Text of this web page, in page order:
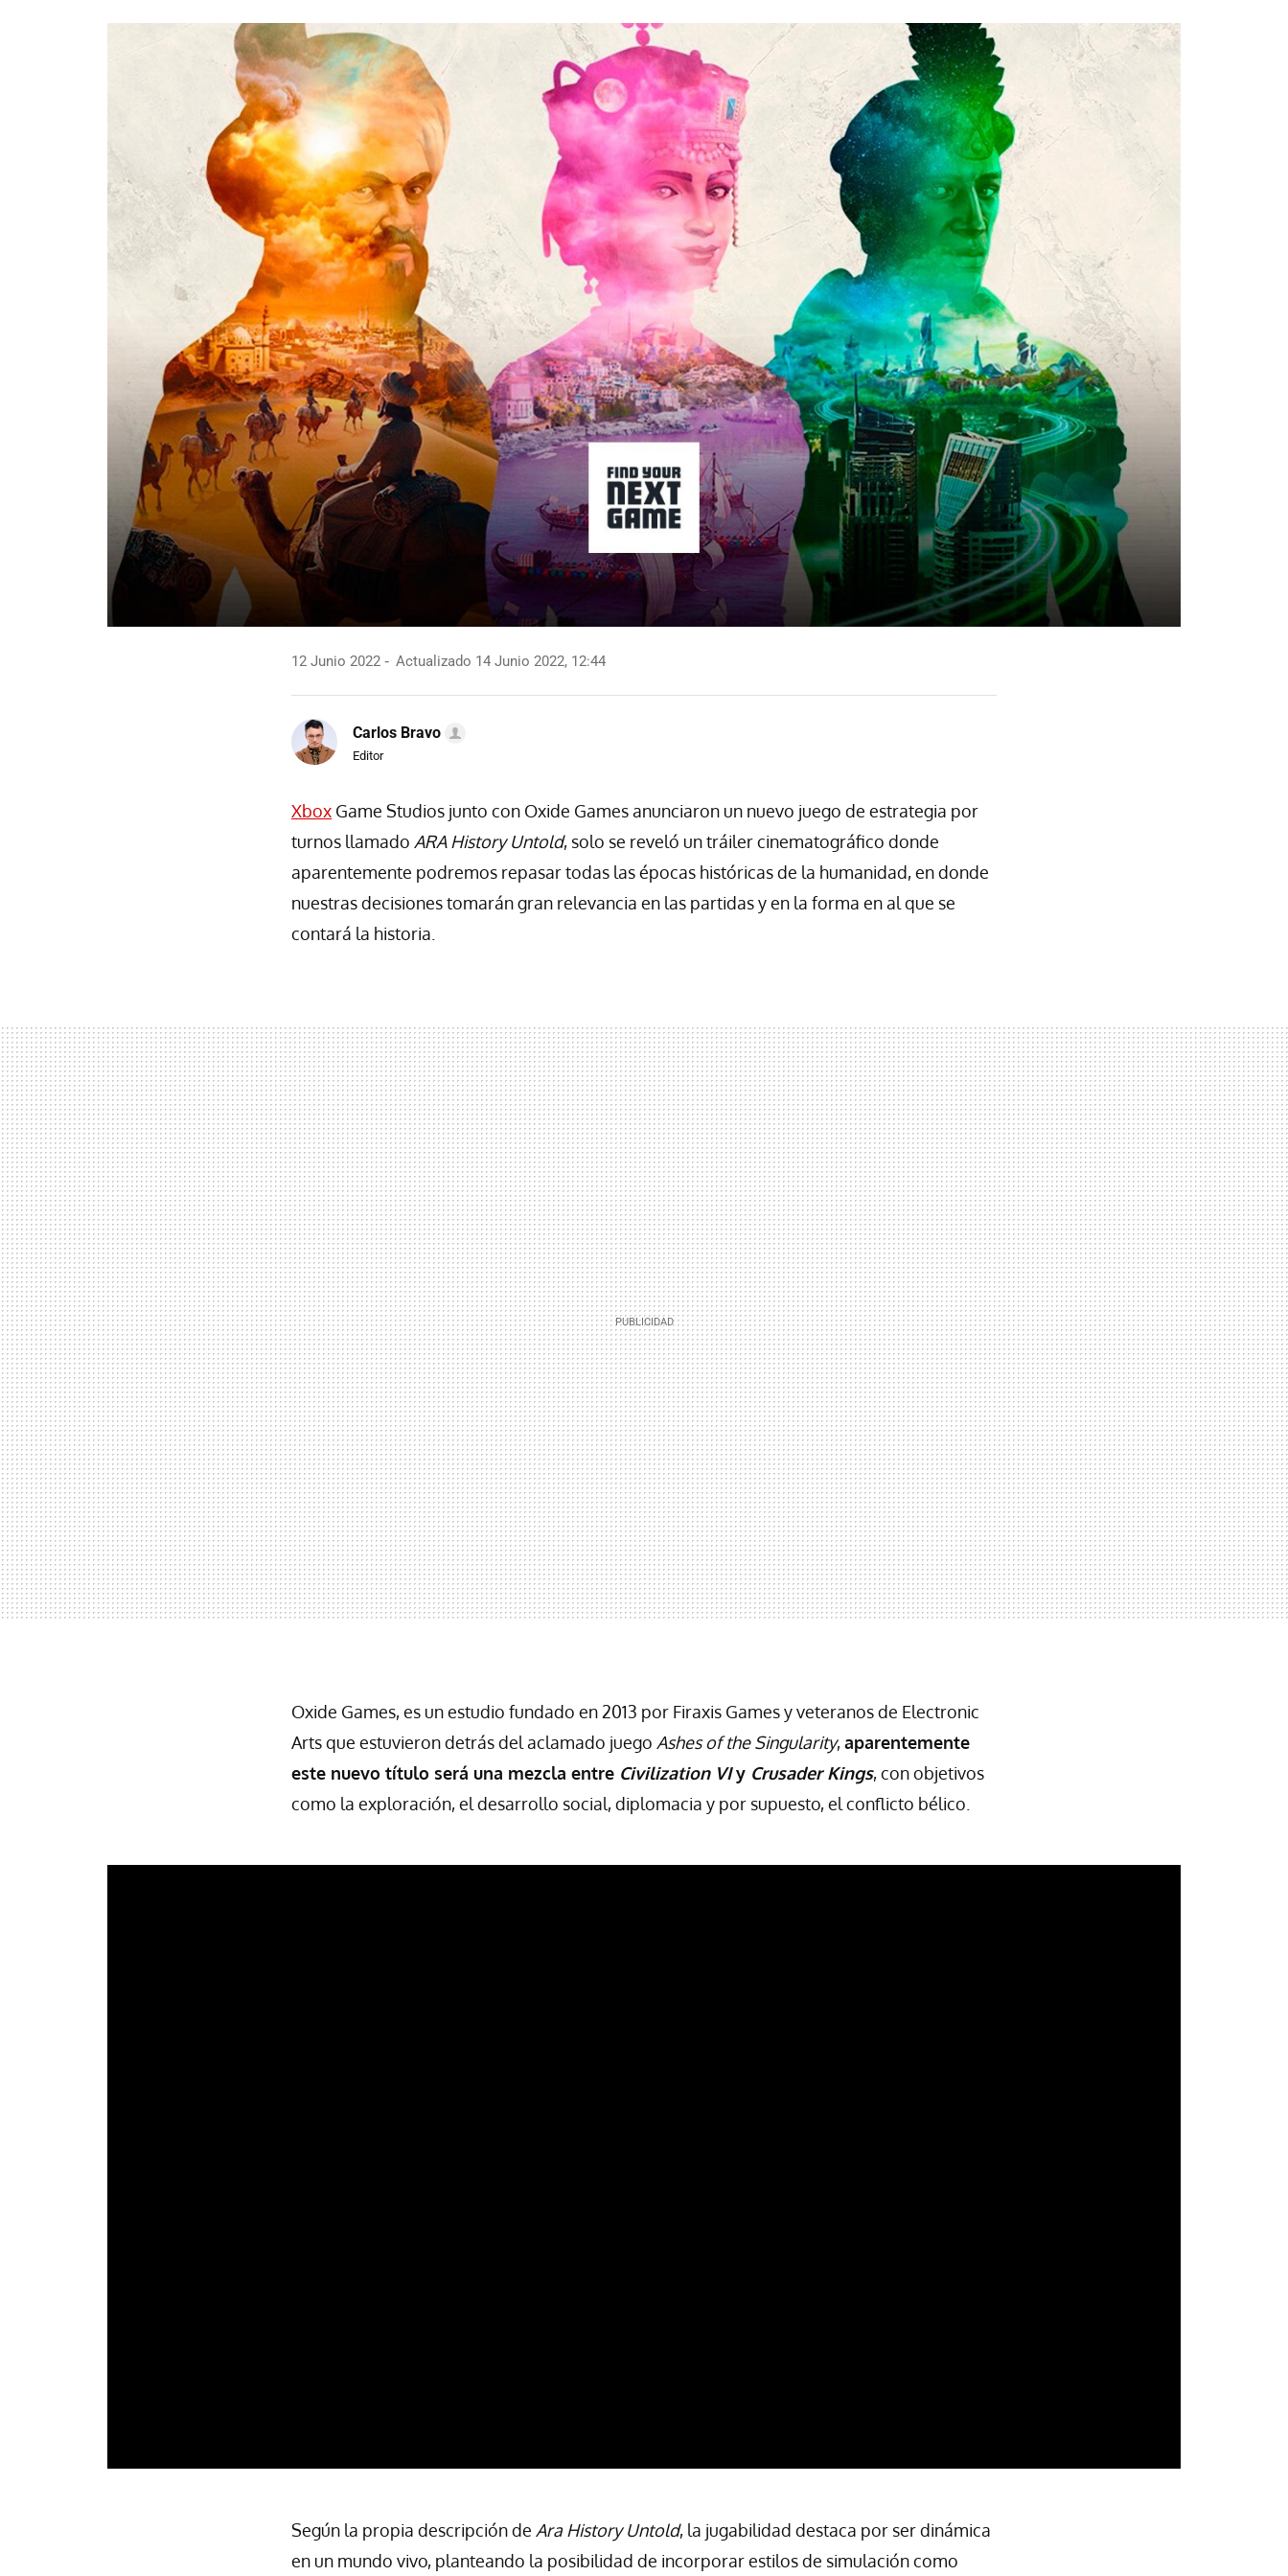
12 Junio 2022 Actualizado 14 Junio 2022, 12:44
Carlos Bravo
Editor
Xbox Game Studios junto con Oxide Games anunciaron un nuevo juego de estrategia por
turnos llamado ARA History Untold, solo se reveló un tráiler cinematográfico donde
aparentemente podremos repasar todas las épocas históricas de la humanidad, en donde
nuestras decisiones tomarán gran relevancia en las partidas y en la forma en al que se
contará la historia.
Oxide Games, es un estudio fundado en 2013 por Firaxis Games y veteranos de Electronic
Arts que estuvieron detrás del aclamado juego Ashes of the Singularity,aparentemente
este nuevo título será una mezcla entre Civilization VIy Crusader Kings, con objetivos
como la exploración, el desarrollo social, diplomacia y por supuesto, el conflicto bélico.
Según la propia descripción de Ara History Untold, la jugabilidad destaca por ser dinámica
en un mundo vivo, planteando la posibilidad de incorporar estilos de simulación como